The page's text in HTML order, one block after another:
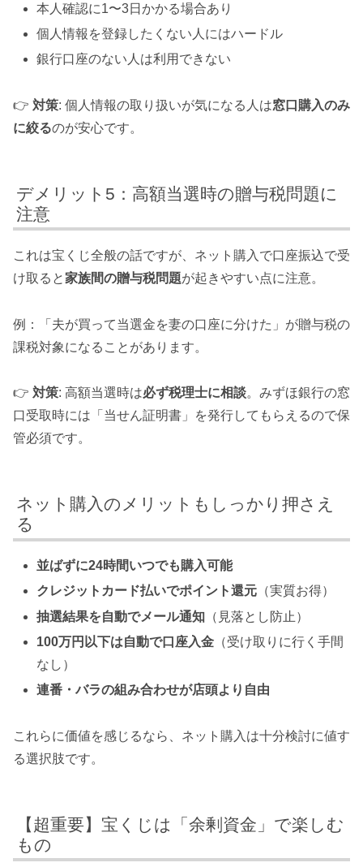
本人確認に1〜3日かかる場合あり
個人情報を登録したくない人にはハードル
銀行口座のない人は利用できない
👉 対策: 個人情報の取り扱いが気になる人は窓口購入のみ
に絞るのが安心です。
デメリット5：高額当選時の贈与税問題に
注意
これは宝くじ全般の話ですが、ネット購入で口座振込で受
け取ると 家族間の贈与税問題が起きやすい点に注意。
例：「夫が買って当選金を妻の口座に分けた」が贈与税の
課税対象になることがあります。
👉 対策: 高額当選時は必ず税理士に相談。みずほ銀行の窓
口受取時には「当せん証明書」を発行してもらえるので保
管必須です。
ネット購入のメリットもしっかり押さえ
る
並ばずに24時間いつでも購入可能
クレジットカード払いでポイント還元 （実質お得）
抽選結果を自動でメール通知 （見落とし防止）
100万円以下は自動で口座入金 （受け取りに行く手間
なし）
連番・バラの組み合わせが店頭より自由
これらに価値を感じるなら、ネット購入は十分検討に値す
る選択肢です。
【超重要】宝くじは「余剰資金」で楽しむ
もの